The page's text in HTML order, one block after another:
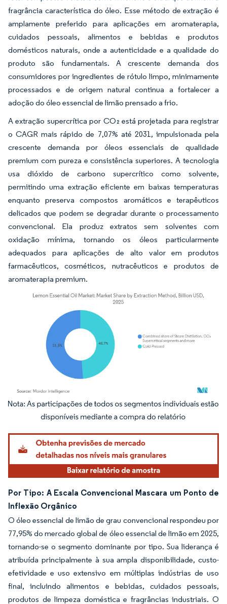
fragrância característica do óleo. Esse método de extração é
amplamente preferido para aplicações em aromaterapia,
cuidados pessoais, alimentos e bebidas e produtos
domésticos naturais, onde a autenticidade e a qualidade do
produto são fundamentais. A crescente demanda dos
consumidores por ingredientes de rótulo limpo, minimamente
processados e de origem natural continua a fortalecer a
adoção do óleo essencial de limão prensado a frio.
A extração supercrítica por CO₂ está projetada para registrar
o CAGR mais rápido de 7,07% até 2031, impulsionada pela
crescente demanda por óleos essenciais de qualidade
premium com pureza e consistência superiores. A tecnologia
usa dióxido de carbono supercrítico como solvente,
permitindo uma extração eficiente em baixas temperaturas
enquanto preserva compostos aromáticos e terapêuticos
delicados que podem se degradar durante o processamento
convencional. Ela produz extratos sem solventes com
oxidação mínima, tornando os óleos particularmente
adequados para aplicações de alto valor em produtos
farmacêuticos, cosméticos, nutracêuticos e produtos de
aromaterapia premium.
Imagem © Mordor Intelligence. O reuso requer atribuição conforme CC BY 4.0.
Por Tipo: A Escala Convencional Mascara um Ponto de
Inflexão Orgânico
O óleo essencial de limão de grau convencional respondeu por
77,95% do mercado global de óleo essencial de limão em 2025,
tornando-se o segmento dominante por tipo. Sua liderança é
atribuída principalmente à sua ampla disponibilidade, custo-
efetividade e uso extensivo em múltiplas indústrias de uso
final, incluindo alimentos e bebidas, cuidados pessoais,
produtos de limpeza doméstica e fragrâncias industriais. O